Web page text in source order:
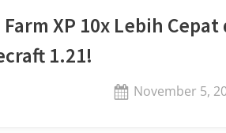
Farm XP 10x Lebih
1.21!
Posted
November 5,